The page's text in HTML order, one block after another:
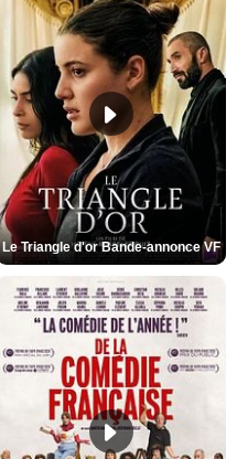
Le Triangle d'or Bande-annonce VF